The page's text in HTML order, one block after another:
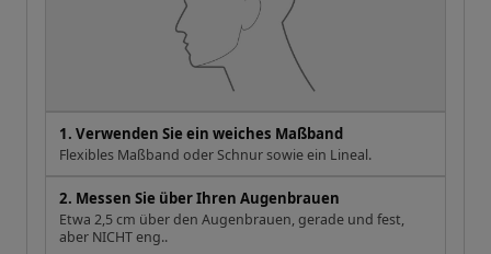
1. Verwenden Sie ein weiches Maßband
Flexibles Maßband oder Schnur sowie ein Lineal.
2. Messen Sie über Ihren Augenbrauen
Etwa 2,5 cm über den Augenbrauen, gerade und fest,
aber NICHT eng..